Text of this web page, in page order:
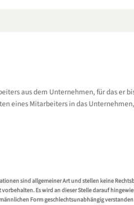
aus dem Unternehmen, für das er
eines Mitarbeiters in das Unternehmen,
sind allgemeiner Art und stellen keine
Es wird an dieser Stelle darauf
Form geschlechtsunabhängig